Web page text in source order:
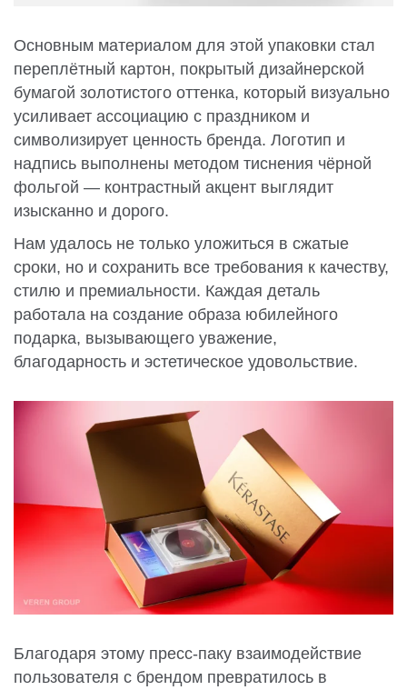
Основным материалом для этой упаковки стал
переплётный картон, покрытый дизайнерской
бумагой золотистого оттенка, который визуально
усиливает ассоциацию с праздником и
символизирует ценность бренда. Логотип и
надпись выполнены методом тиснения чёрной
фольгой — контрастный акцент выглядит
изысканно и дорого.
Нам удалось не только уложиться в сжатые
сроки, но и сохранить все требования к качеству,
стилю и премиальности. Каждая деталь
работала на создание образа юбилейного
подарка, вызывающего уважение,
благодарность и эстетическое удовольствие.
Благодаря этому пресс-паку взаимодействие
пользователя с брендом превратилось в